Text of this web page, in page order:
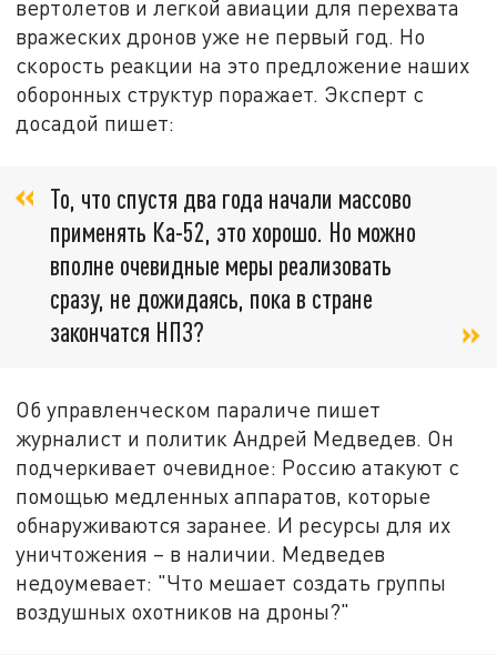
вертолетов и легкой авиации для перехвата
вражеских дронов уже не первый год. Но
скорость реакции на это предложение наших
оборонных структур поражает. Эксперт с
досадой пишет:
То, что спустя два года начали массово
применять Ка-52, это хорошо. Но можно
вполне очевидные меры реализовать
сразу, не дожидаясь, пока в стране
закончатся НПЗ?
Об управленческом параличе пишет
журналист и политик Андрей Медведев. Он
подчеркивает очевидное: Россию атакуют с
помощью медленных аппаратов, которые
обнаруживаются заранее. И ресурсы для их
уничтожения – в наличии. Медведев
недоумевает: "Что мешает создать группы
воздушных охотников на дроны?"